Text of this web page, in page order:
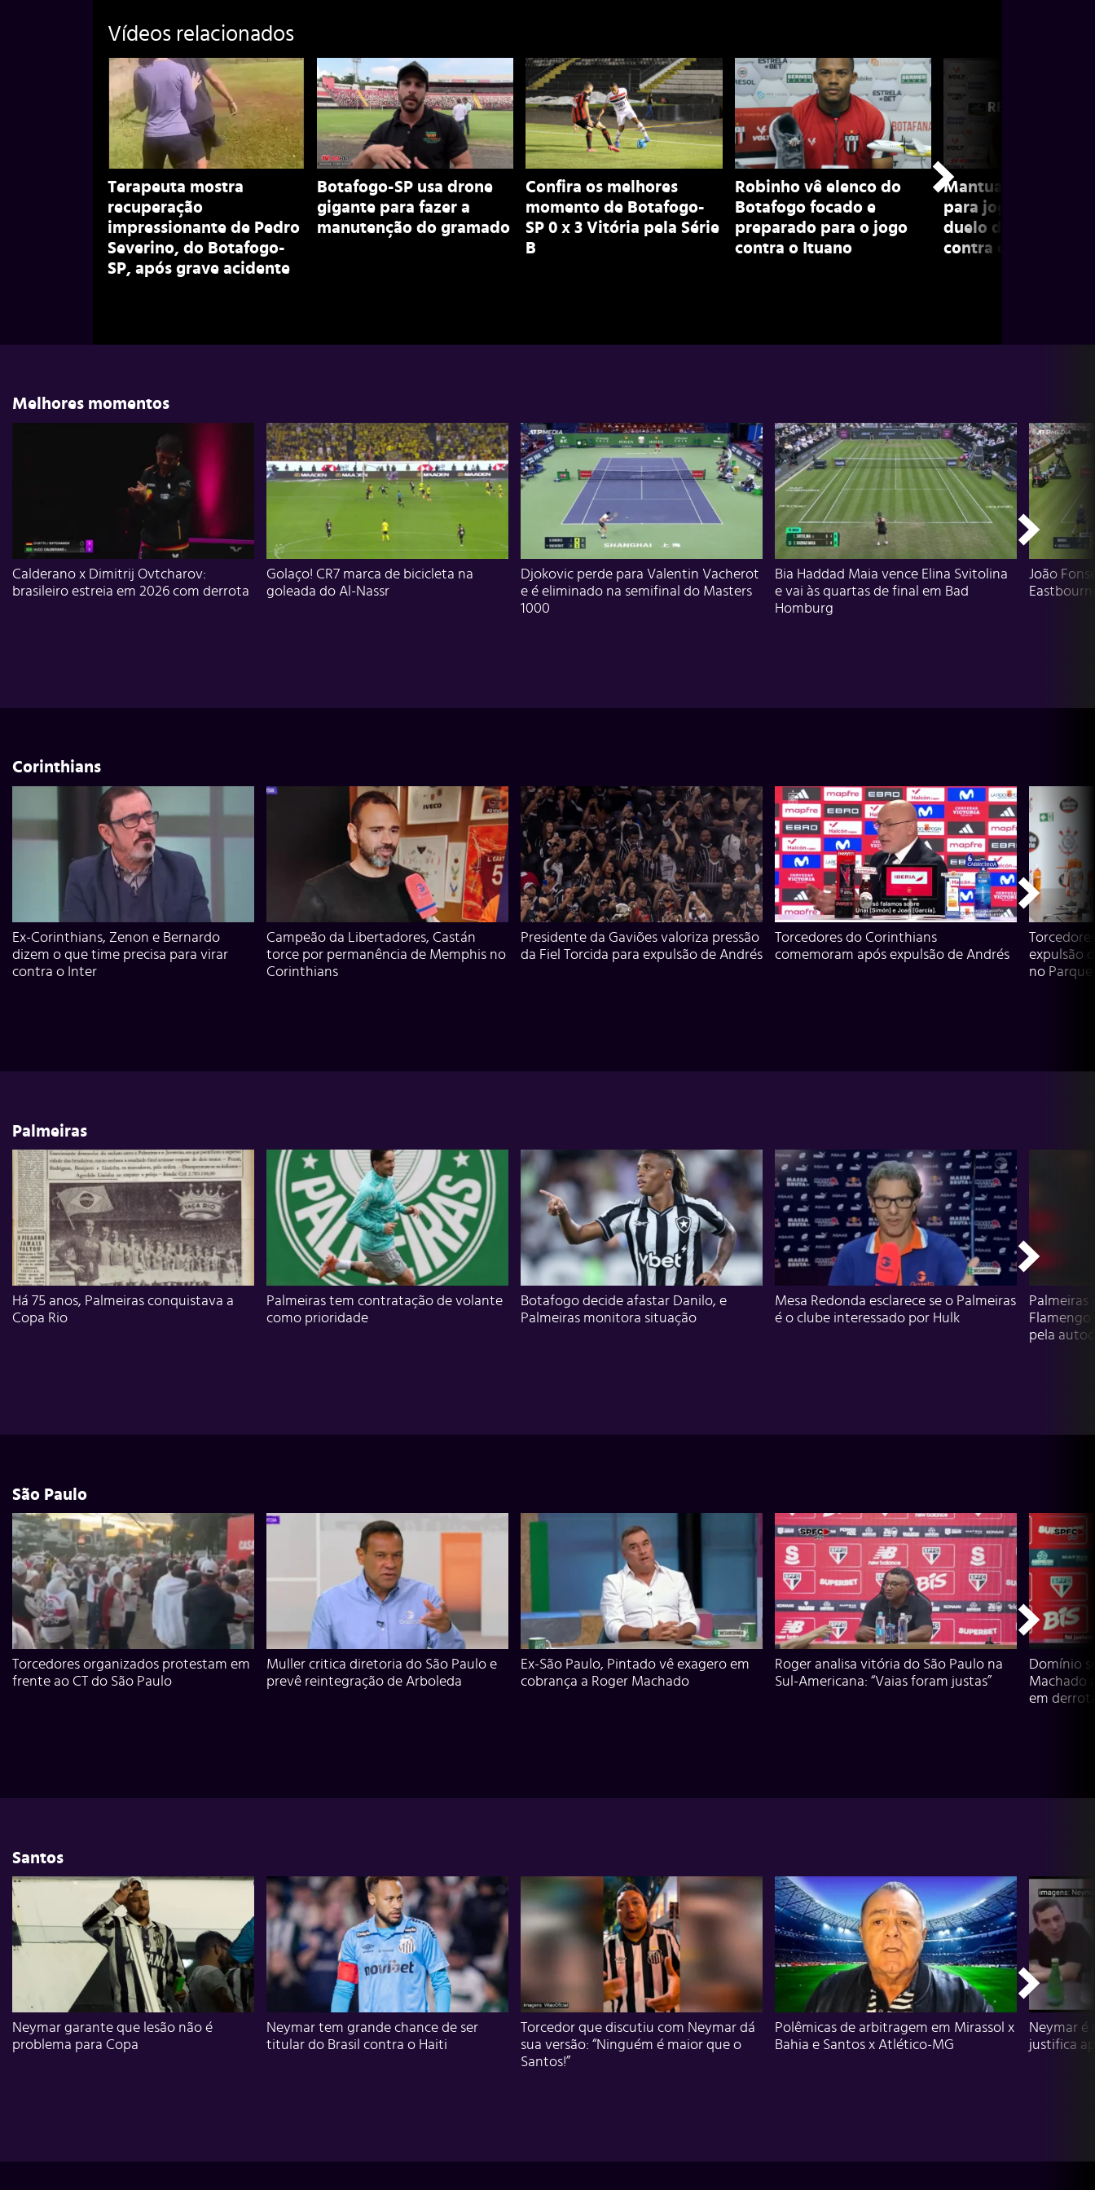
Vídeos relacionados
Terapeuta mostra
recuperação
impressionante de Pedro
Severino, do Botafogo-
SP, após grave acidente
Botafogo-SP usa drone
gigante para fazer a
manutenção do gramado
Confira os melhores
momento de Botafogo-
SP 0 x 3 Vitória pela Série
B
Robinho vê elenco do
Botafogo focado e
preparado para o jogo
contra o Ituano
Mantuan diz estar
para jogar e projeta
duelo do Botafogo
contra o
Melhores momentos
Calderano x Dimitrij Ovtcharov:
brasileiro estreia em 2026 com derrota
Golaço! CR7 marca de bicicleta na
goleada do Al-Nassr
Djokovic perde para Valentin Vacherot
e é eliminado na semifinal do Masters
1000
Bia Haddad Maia vence Elina Svitolina
e vai às quartas de final em Bad
Homburg
João
Corinthians
Ex-Corinthians, Zenon e Bernardo
dizem o que time precisa para virar
contra o Inter
Campeão da Libertadores, Castán
torce por permanência de Memphis no
Corinthians
Presidente da Gaviões valoriza pressão
da Fiel Torcida para expulsão de Andrés
Torcedores do Corinthians
comemoram após expulsão de Andrés
expulsão
no Parque
Palmeiras
Há 75 anos, Palmeiras conquistava a
Copa Rio
Palmeiras tem contratação de volante
como prioridade
Botafogo decide afastar Danilo, e
Palmeiras monitora situação
Mesa Redonda esclarece se o Palmeiras
é o clube interessado por Hulk
Flamengo
pela
São Paulo
Torcedores organizados protestam em
frente ao CT do São Paulo
Muller critica diretoria do São Paulo e
prevê reintegração de Arboleda
Ex-São Paulo, Pintado vê exagero em
cobrança a Roger Machado
Roger analisa vitória do São Paulo na
Sul-Americana: “Vaias foram justas”
Domínio
Machado
em
Santos
Neymar garante que lesão não é
problema para Copa
Neymar tem grande chance de ser
titular do Brasil contra o Haiti
Torcedor que discutiu com Neymar dá
sua versão: “Ninguém é maior que o
Santos!”
Polêmicas de arbitragem em Mirassol x
Bahia e Santos x Atlético-MG
Neymar é
justifica